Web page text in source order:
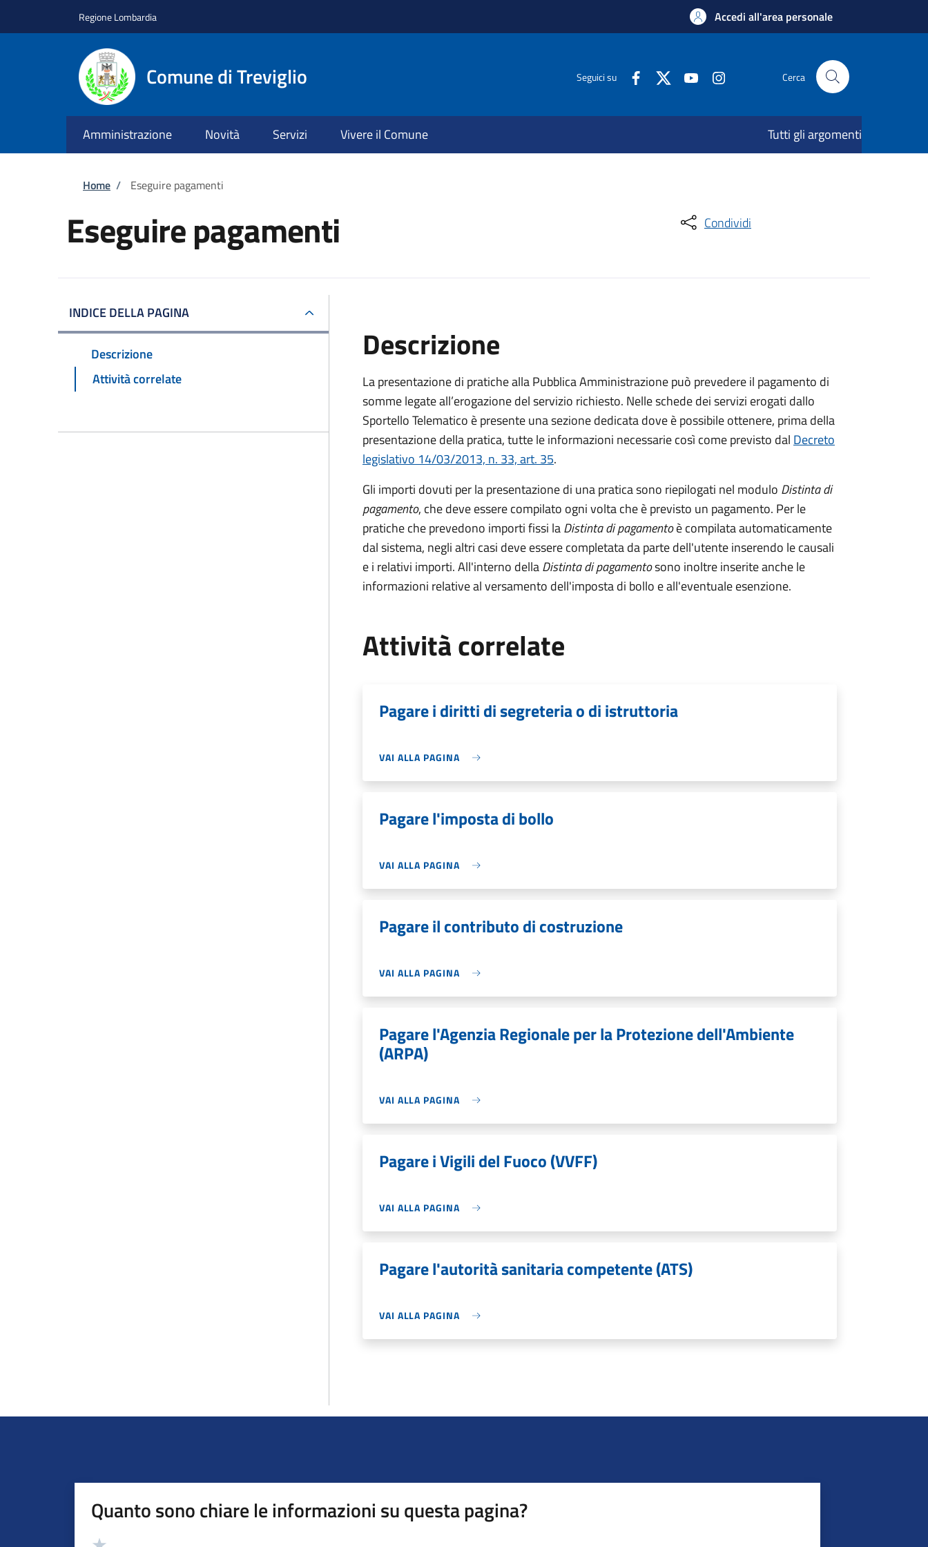
Regione Lombardia Accedi all'area personale
Comune di Treviglio Seguici su Cerca
Amministrazione Novità Servizi Vivere il Comune Tutti gli argomenti
Briciole di pane
Home / Eseguire pagamenti
Eseguire pagamenti Condividi
INDICE DELLA PAGINA
Descrizione
Attività correlate
Descrizione
La presentazione di pratiche alla Pubblica Amministrazione può prevedere il pagamento di
somme legate all’erogazione del servizio richiesto. Nelle schede dei servizi erogati dallo
Sportello Telematico è presente una sezione dedicata dove è possibile ottenere, prima della
presentazione della pratica, tutte le informazioni necessarie così come previsto dal Decreto
legislativo 14/03/2013, n. 33, art. 35.
Gli importi dovuti per la presentazione di una pratica sono riepilogati nel modulo Distinta di
pagamento, che deve essere compilato ogni volta che è previsto un pagamento. Per le
pratiche che prevedono importi fissi laDistinta di pagamentoè compilata automaticamente
dal sistema, negli altri casi deve essere completata da parte dell'utente inserendo le causali
e i relativi importi.All'interno dellaDistinta di pagamentosono inoltre inserite anche le
informazioni relative al versamento dell'imposta di bollo e all'eventuale esenzione.
Attività correlate
Pagare i diritti di segreteria o di istruttoria
VAI ALLA PAGINA
Pagare l'imposta di bollo
VAI ALLA PAGINA
Pagare il contributo di costruzione
VAI ALLA PAGINA
Pagare l'Agenzia Regionale per la Protezione dell'Ambiente
(ARPA)
VAI ALLA PAGINA
Pagare i Vigili del Fuoco (VVFF)
VAI ALLA PAGINA
Pagare l'autorità sanitaria competente (ATS)
VAI ALLA PAGINA
Quanto sono chiare le informazioni su questa pagina?
Valutazione